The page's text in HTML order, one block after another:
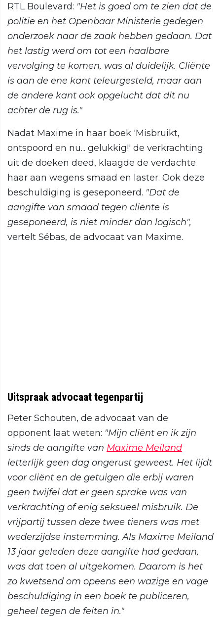
RTL Boulevard: "Het is goed om te zien dat de
politie en het Openbaar Ministerie gedegen
onderzoek naar de zaak hebben gedaan. Dat
het lastig werd om tot een haalbare
vervolging te komen, was al duidelijk. Cliënte
is aan de ene kant teleurgesteld, maar aan
de andere kant ook opgelucht dat dit nu
achter de rug is."
Nadat Maxime in haar boek 'Misbruikt,
ontspoord en nu... gelukkig!' de verkrachting
uit de doeken deed, klaagde de verdachte
haar aan wegens smaad en laster. Ook deze
beschuldiging is geseponeerd. "Dat de
aangifte van smaad tegen cliënte is
geseponeerd, is niet minder dan logisch",
vertelt Sébas, de advocaat van Maxime.
Uitspraak advocaat tegenpartij
Peter Schouten, de advocaat van de
opponent laat weten: "Mijn cliënt en ik zijn
sinds de aangifte van Maxime Meiland
letterlijk geen dag ongerust geweest. Het lijdt
voor cliënt en de getuigen die erbij waren
geen twijfel dat er geen sprake was van
verkrachting of enig seksueel misbruik. De
vrijpartij tussen deze twee tieners was met
wederzijdse instemming. Als Maxime Meiland
13 jaar geleden deze aangifte had gedaan,
was dat toen al uitgekomen. Daarom is het
zo kwetsend om opeens een wazige en vage
beschuldiging in een boek te publiceren,
geheel tegen de feiten in."